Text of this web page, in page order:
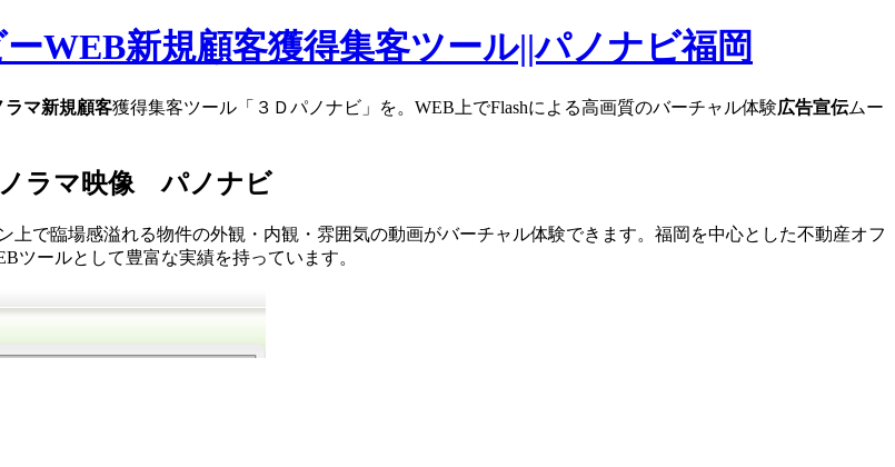
WEB新規顧客獲得集客ツール||パノナビ福岡
ラマ新規顧客獲得集客ツール「３Ｄパノナビ」を。WEB上でFlashによる高画質のバーチャル体験広告宣伝ムー
ノラマ映像 パノナビ
で臨場感溢れる物件の外観・内観・雰囲気の動画がバーチャル体験できます。福岡を中心とした不動産オフ
ツールとして豊富な実績を持っています。